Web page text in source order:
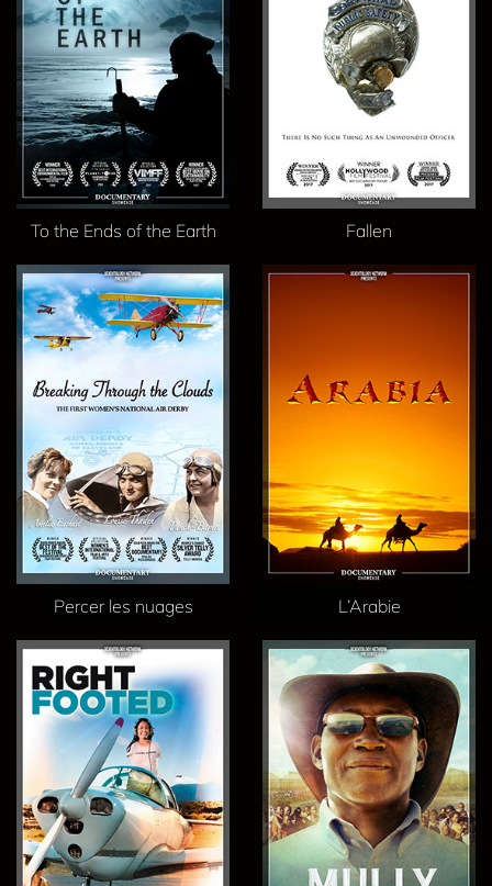
To the Ends of the Earth Fallen
Percer les nuages L’Arabie